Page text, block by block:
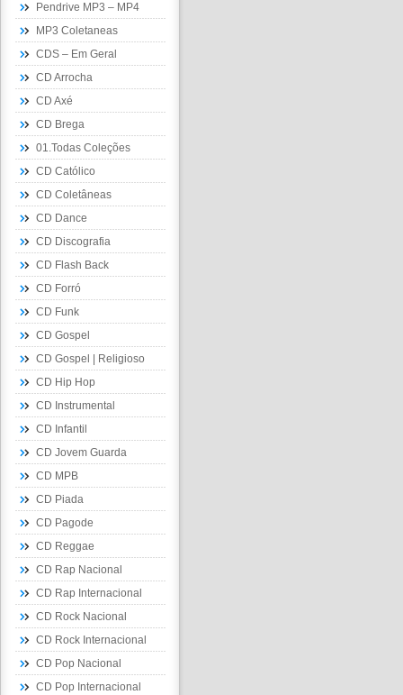
Pendrive MP3 – MP4
MP3 Coletaneas
CDS – Em Geral
CD Arrocha
CD Axé
CD Brega
01.Todas Coleções
CD Católico
CD Coletâneas
CD Dance
CD Discografia
CD Flash Back
CD Forró
CD Funk
CD Gospel
CD Gospel | Religioso
CD Hip Hop
CD Instrumental
CD Infantil
CD Jovem Guarda
CD MPB
CD Piada
CD Pagode
CD Reggae
CD Rap Nacional
CD Rap Internacional
CD Rock Nacional
CD Rock Internacional
CD Pop Nacional
CD Pop Internacional